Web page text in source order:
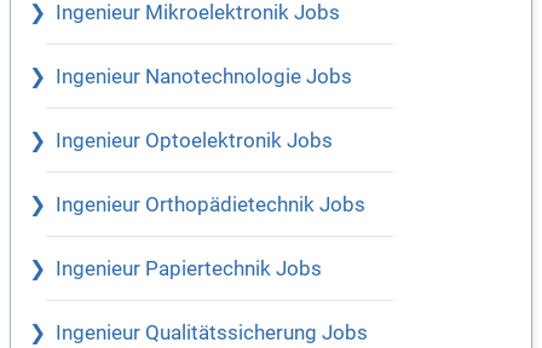
Ingenieur Mikroelektronik Jobs
Ingenieur Nanotechnologie Jobs
Ingenieur Optoelektronik Jobs
Ingenieur Orthopädietechnik Jobs
Ingenieur Papiertechnik Jobs
Ingenieur Qualitätssicherung Jobs